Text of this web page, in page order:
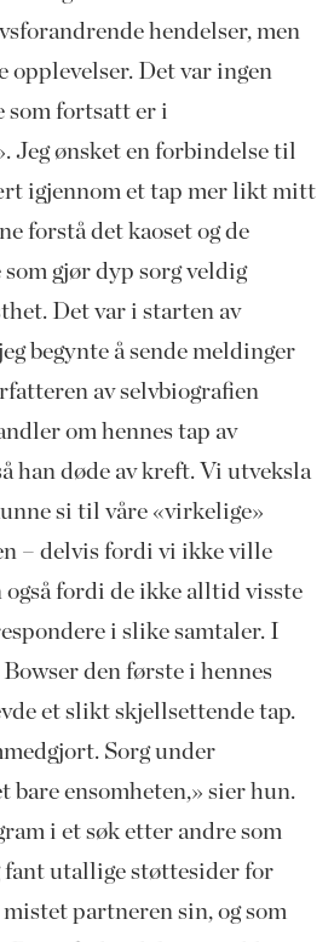
hendelser, men
opplevelser. Det var ingen
som fortsatt er i
Jeg ønsket en forbindelse til
igjennom et tap mer likt mitt
forstå det kaoset og de
gjør dyp sorg veldig
Det var i starten av
begynte å sende meldinger
av selvbiografien
om hennes tap av
han døde av kreft. Vi utveksla
si til våre «virkelige»
– delvis fordi vi ikke ville
også fordi de ikke alltid visste
i slike samtaler. I
den første i hennes
et slikt skjellsettende tap.
Sorg under
bare ensomheten,» sier hun.
i et søk etter andre som
fant utallige støttesider for
partneren sin, og som